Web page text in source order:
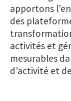
apportons
des
activités et
mesurables
d’activité et